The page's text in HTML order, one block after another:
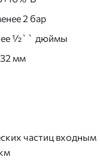
2 бар
½`` дюймы
32 мм
частиц входным